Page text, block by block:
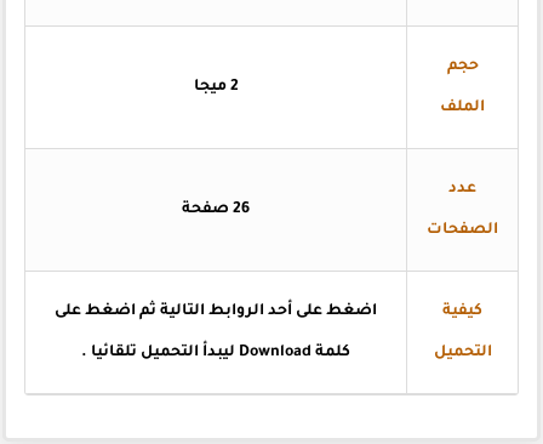
حجم
الملف
عدد
الصفحات
كيفية
التحميل
اضغط على أحد الروابط التالية ثم اضغط على
كلمة Download ليبدأ التحميل تلقائيا .